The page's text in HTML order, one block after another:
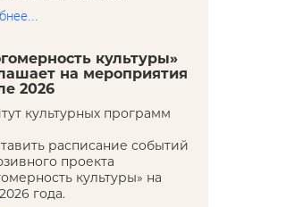
культуры»
на мероприятия
2026
культурных программ
расписание событий
проекта
культуры» на
года.